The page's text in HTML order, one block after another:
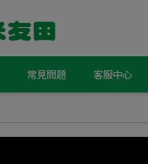
常見問題 客服中心